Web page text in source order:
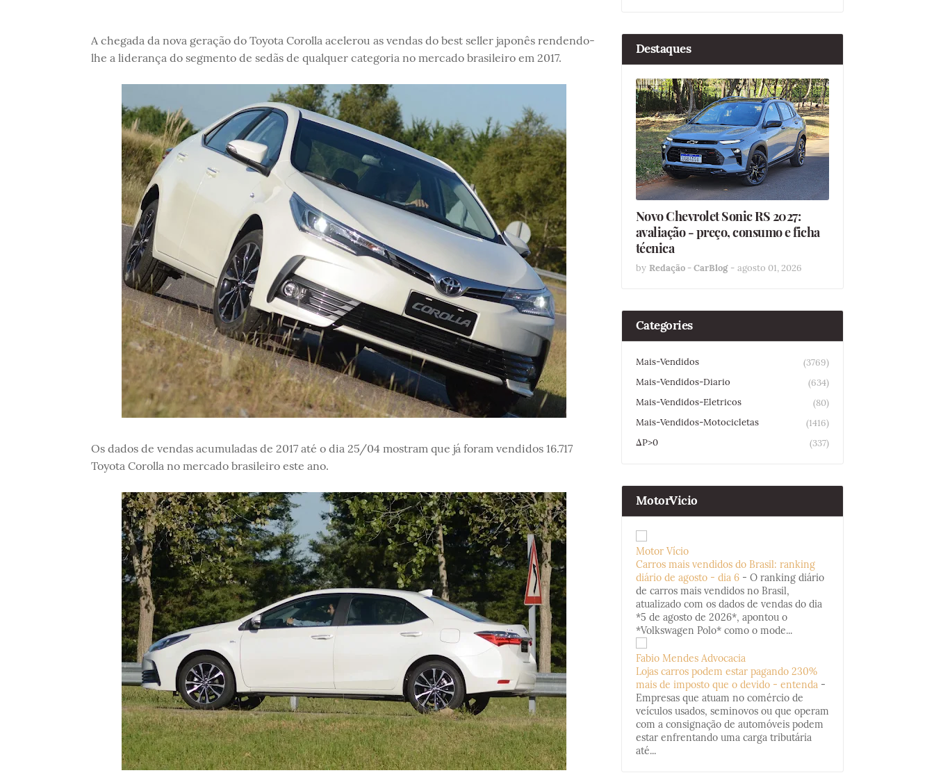
A chegada da nova geração do Toyota Corolla acelerou as vendas do best seller japonês rendendo-
lhe a liderança do segmento de sedãs de qualquer categoria no mercado brasileiro em 2017.
Os dados de vendas acumuladas de 2017 até o dia 25/04 mostram que já foram vendidos 16.717
Toyota Corolla no mercado brasileiro este ano.
Destaques
Novo Chevrolet Sonic RS 2027:
avaliação - preço, consumo e ficha
técnica
by Redação - CarBlog - agosto 01, 2026
Categories
Mais-Vendidos
(3769)
Mais-Vendidos-Diario
(634)
Mais-Vendidos-Eletricos
(80)
Mais-Vendidos-Motocicletas
(1416)
ΔP>0
(337)
MotorVicio
Motor Vício
Carros mais vendidos do Brasil: ranking
diário de agosto - dia 6 - O ranking diário
de carros mais vendidos no Brasil,
atualizado com os dados de vendas do dia
*5 de agosto de 2026*, apontou o
*Volkswagen Polo* como o mode...
Fabio Mendes Advocacia
Lojas carros podem estar pagando 230%
mais de imposto que o devido - entenda -
Empresas que atuam no comércio de
veículos usados, seminovos ou que operam
com a consignação de automóveis podem
estar enfrentando uma carga tributária
até...